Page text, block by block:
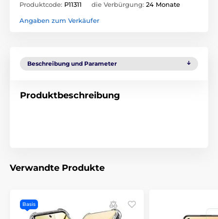
Produktcode: P11311 die Verbürgung: 24 Monate
Angaben zum Verkäufer
Beschreibung und Parameter
Produktbeschreibung
Verwandte Produkte
Basis